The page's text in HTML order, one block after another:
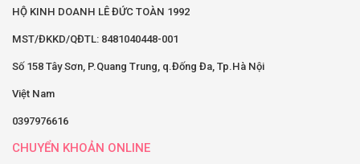
HỘ KINH DOANH LÊ ĐỨC TOÀN 1992
MST/ĐKKD/QĐTL: 8481040448-001
Số 158 Tây Sơn, P.Quang Trung, q.Đống Đa, Tp.Hà Nội
Việt Nam
0397976616
CHUYỂN KHOẢN ONLINE